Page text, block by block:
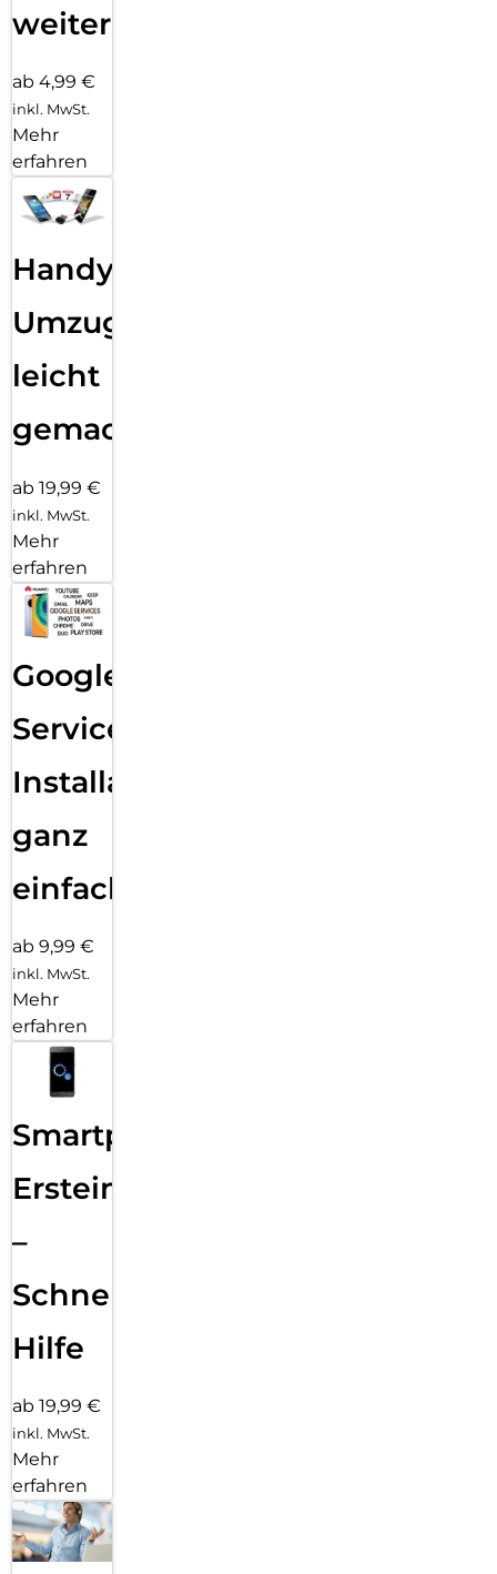
weiter
ab 4,99 €
inkl. MwSt.
Mehr
erfahren
Handy
Umzug
leicht
gemacht!
ab 19,99 €
inkl. MwSt.
Mehr
erfahren
Google
Services
Installation
ganz
einfach
ab 9,99 €
inkl. MwSt.
Mehr
erfahren
Smartphone
Ersteinrichtung
–
Schnelle
Hilfe
ab 19,99 €
inkl. MwSt.
Mehr
erfahren